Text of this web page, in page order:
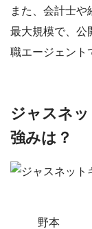
また、会計士
最大規模で、 公
職エージェント
ジャスネ
強みは？
野本